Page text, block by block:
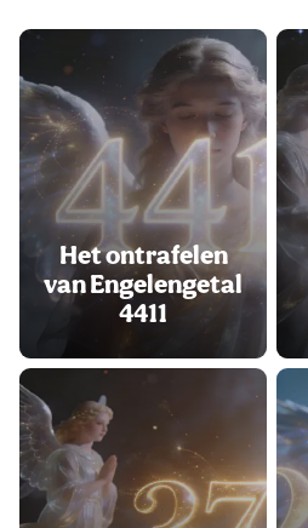
Het ontrafelen
van Engelengetal
4411